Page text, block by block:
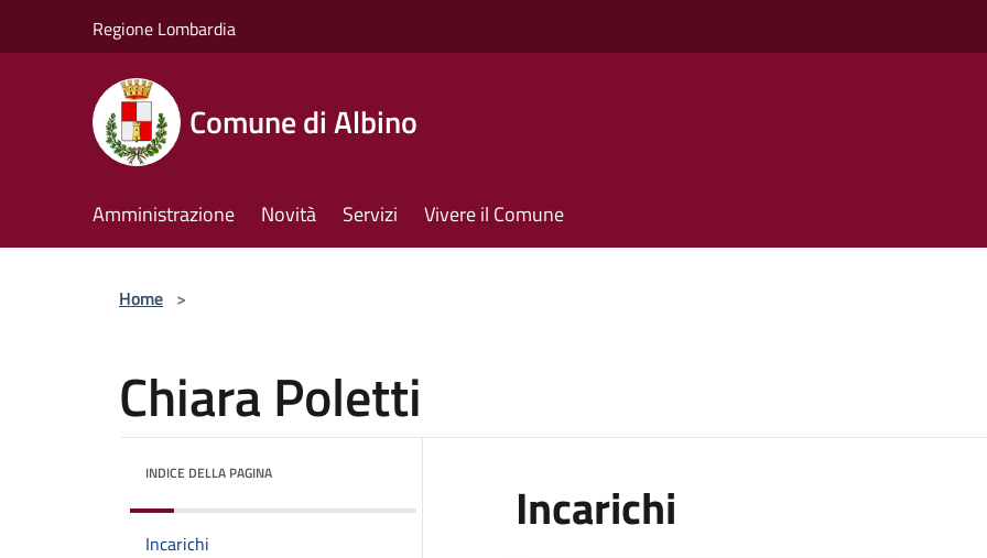
Regione Lombardia
Comune di Albino
Amministrazione Novità Servizi Vivere il Comune
Home >
Chiara Poletti
INDICE DELLA PAGINA
Incarichi
Incarichi